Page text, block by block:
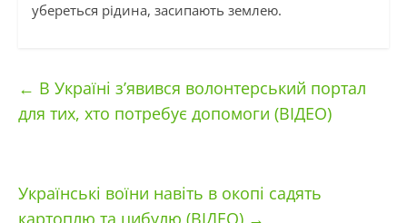
убереться рідина, засипають землею.
← В Україні з’явився волонтерський портал
для тих, хто потребує допомоги (ВІДЕО)
Українські воїни навіть в окопі садять
картоплю та цибулю (ВІДЕО) →